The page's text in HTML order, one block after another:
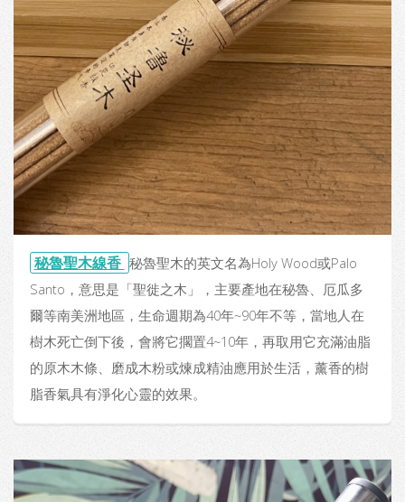
秘魯聖木線香 秘魯聖木的英文名為Holy Wood或Palo
Santo，意思是「聖徙之木」，主要產地在秘魯、厄瓜多
爾等南美洲地區，生命週期為40年~90年不等，當地人在
樹木死亡倒下後，會將它擱置4~10年，再取用它充滿油脂
的原木木條、磨成木粉或煉成精油應用於生活，薰香的樹
脂香氣具有淨化心靈的效果。